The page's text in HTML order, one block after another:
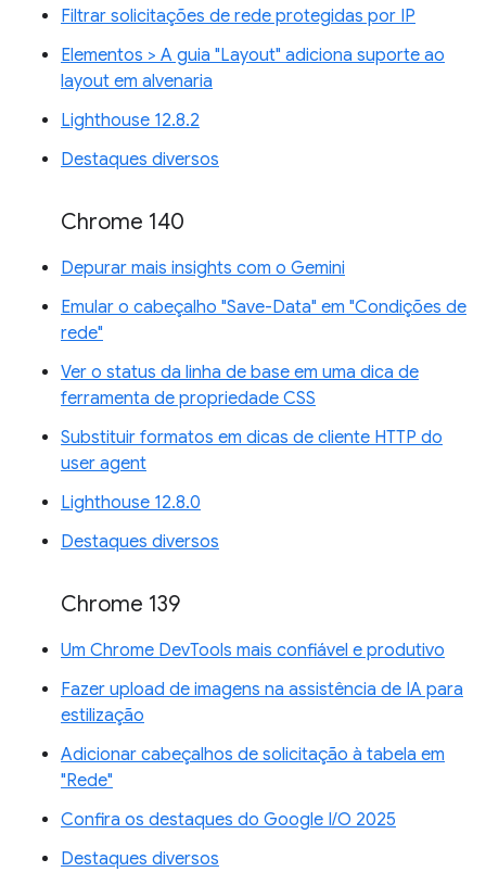
Filtrar solicitações de rede protegidas por IP
Elementos > A guia "Layout" adiciona suporte ao
layout em alvenaria
Lighthouse 12.8.2
Destaques diversos
Chrome 140
Depurar mais insights com o Gemini
Emular o cabeçalho "Save-Data" em "Condições de
rede"
Ver o status da linha de base em uma dica de
ferramenta de propriedade CSS
Substituir formatos em dicas de cliente HTTP do
user agent
Lighthouse 12.8.0
Destaques diversos
Chrome 139
Um Chrome DevTools mais confiável e produtivo
Fazer upload de imagens na assistência de IA para
estilização
Adicionar cabeçalhos de solicitação à tabela em
"Rede"
Confira os destaques do Google I/O 2025
Destaques diversos